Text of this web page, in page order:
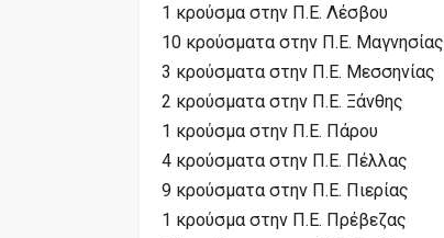
1 κρούσμα στην Π.Ε. Λέσβου
10 κρούσματα στην Π.Ε. Μαγνησίας
3 κρούσματα στην Π.Ε. Μεσσηνίας
2 κρούσματα στην Π.Ε. Ξάνθης
1 κρούσμα στην Π.Ε. Πάρου
4 κρούσματα στην Π.Ε. Πέλλας
9 κρούσματα στην Π.Ε. Πιερίας
1 κρούσμα στην Π.Ε. Πρέβεζας